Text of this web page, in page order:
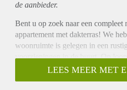
de aanbieder.
Bent u op zoek naar een
appartement met dakterras! We
woonruimte is gelegen in een
voorzieningen in de buurt. Op
supermarkt, op fietsafstand bent u
Eindhoven.
LEES MEER MET